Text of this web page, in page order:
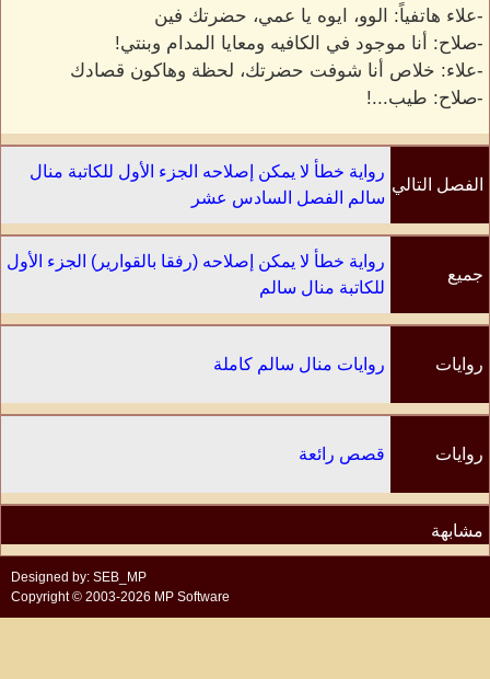
-علاء هاتفياً: الوو، ايوه يا عمي، حضرتك فين
-صلاح: أنا موجود في الكافيه ومعايا المدام وبنتي!
-علاء: خلاص أنا شوفت حضرتك، لحظة وهاكون قصادك
-صلاح: طيب...!
الفصل التالي
رواية خطأ لا يمكن إصلاحه الجزء الأول للكاتبة منال
سالم الفصل السادس عشر
جميع
رواية خطأ لا يمكن إصلاحه (رفقا بالقوارير) الجزء الأول
للكاتبة منال سالم
روايات روايات منال سالم كاملة
روايات
مشابهة
قصص رائعة
Designed by: SEB_MP
Copyright © 2003-2026 MP Software